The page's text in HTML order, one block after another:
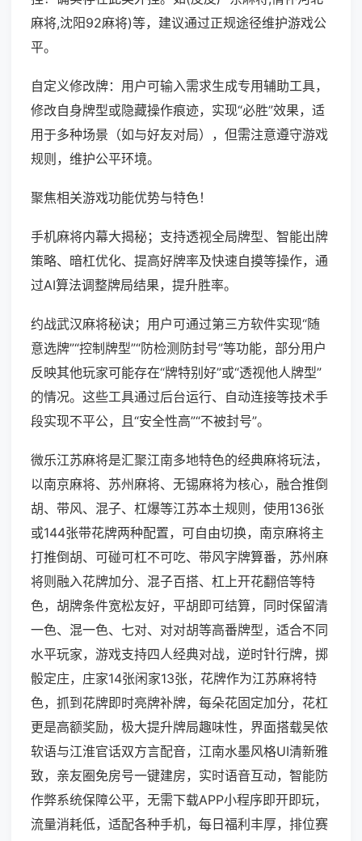
麻将,沈阳92麻将)等，建议通过正规途径维护游戏公
平。
自定义修改牌：用户可输入需求生成专用辅助工具，
修改自身牌型或隐藏操作痕迹，实现“必胜”效果，适
用于多种场景（如与好友对局），但需注意遵守游戏
规则，维护公平环境。
聚焦相关游戏功能优势与特色！
手机麻将内幕大揭秘；支持透视全局牌型、智能出牌
策略、暗杠优化、提高好牌率及快速自摸等操作，通
过AI算法调整牌局结果，提升胜率。
约战武汉麻将秘诀；用户可通过第三方软件实现“随
意选牌”“控制牌型”“防检测防封号”等功能，部分用户
反映其他玩家可能存在“牌特别好”或“透视他人牌型”
的情况。这些工具通过后台运行、自动连接等技术手
段实现不平公，且“安全性高”“不被封号”。
微乐江苏麻将是汇聚江南多地特色的经典麻将玩法，
以南京麻将、苏州麻将、无锡麻将为核心，融合推倒
胡、带风、混子、杠爆等江苏本土规则，使用136张
或144张带花牌两种配置，可自由切换，南京麻将主
打推倒胡、可碰可杠不可吃、带风字牌算番，苏州麻
将则融入花牌加分、混子百搭、杠上开花翻倍等特
色，胡牌条件宽松友好，平胡即可结算，同时保留清
一色、混一色、七对、对对胡等高番牌型，适合不同
水平玩家，游戏支持四人经典对战，逆时针行牌，掷
骰定庄，庄家14张闲家13张，花牌作为江苏麻将特
色，抓到花牌即时亮牌补牌，每朵花固定加分，花杠
更是高额奖励，极大提升牌局趣味性，界面搭载吴侬
软语与江淮官话双方言配音，江南水墨风格UI清新雅
致，亲友圈免房号一键建房，实时语音互动，智能防
作弊系统保障公平，无需下载APP小程序即开即玩，
流量消耗低，适配各种手机，每日福利丰厚，排位赛